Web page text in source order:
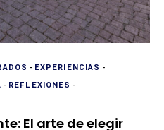
- EXPERIENCIAS -
- REFLEXIONES -
El arte de elegir